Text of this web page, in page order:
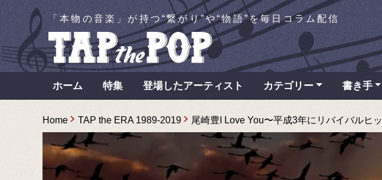
「本物の音楽」が持つ“繋がり”や“物語”を毎日コラム配信
ホーム 特集 登場したアーティスト カテゴリー 書き手
Home TAP the ERA 1989-2019 尾崎豊I Love You〜平成3年にリバイバルヒ